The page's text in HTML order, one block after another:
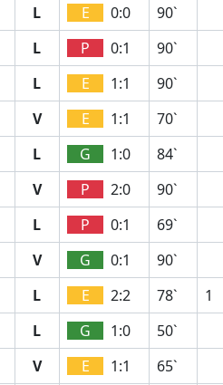
L E 0:0
90`
L P 0:1
90`
L E 1:1
90`
V E 1:1
70`
L G 1:0
84`
V P 2:0
90`
L P 0:1
69`
V G 0:1
90`
L E 2:2 78`
1
L G 1:0
50`
V E 1:1
65`